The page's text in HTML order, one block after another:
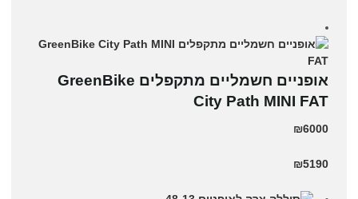
אופניים חשמליים ‏מתקפלים GreenBike
City Path MINI FAT
₪6000
₪5190